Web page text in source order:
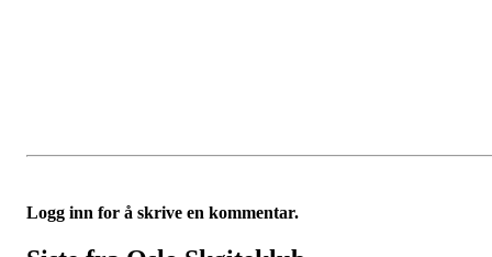
Logg inn for å skrive en kommentar.